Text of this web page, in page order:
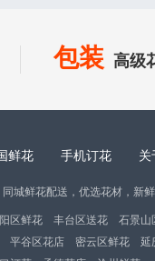
包装 高级
鲜花 手机订花 关
城鲜花配送，优选花材，新
区鲜花 丰台区送花
石景山
平谷区花店 密云区鲜花
延